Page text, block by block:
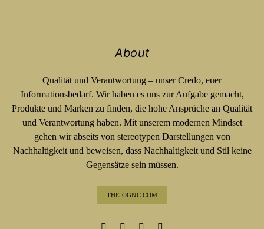
About
Qualität und Verantwortung – unser Credo, euer
Informationsbedarf. Wir haben es uns zur Aufgabe gemacht,
Produkte und Marken zu finden, die hohe Ansprüche an Qualität
und Verantwortung haben. Mit unserem modernen Mindset
gehen wir abseits von stereotypen Darstellungen von
Nachhaltigkeit und beweisen, dass Nachhaltigkeit und Stil keine
Gegensätze sein müssen.
THE-OGNC.COM